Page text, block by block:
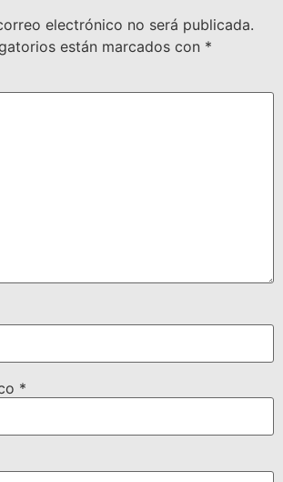
electrónico no será publicada.
están marcados con *
*